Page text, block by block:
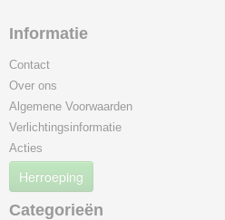
Informatie
Contact
Over ons
Algemene Voorwaarden
Verlichtingsinformatie
Acties
Herroeping
Categorieën